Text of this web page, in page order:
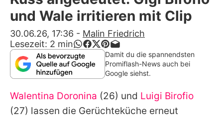
Alle Themen auf Promiflash
App runterladen
Team
Redaktionelle Richtlinien
Impressum
und Wale irritieren mit Clip
30.06.26, 17:36 - Malin Friedrich
Lesezeit: 2 min
Damit du die spannendsten
Promiflash-News auch bei
Google siehst.
Walentina Doronina (26) und Luigi Birofio
(27) lassen die Gerüchteküche erneut